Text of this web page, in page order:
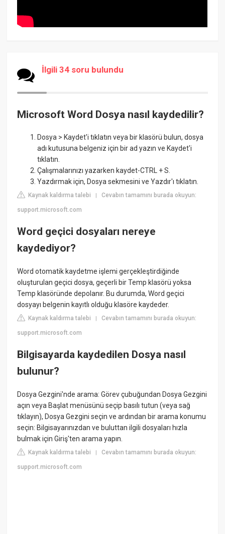
İlgili 34 soru bulundu
Microsoft Word Dosya nasıl kaydedilir?
Dosya > Kaydet'i tıklatın veya bir klasörü bulun, dosya
adı kutusuna belgeniz için bir ad yazın ve Kaydet'i
tıklatın.
Çalışmalarınızı yazarken kaydet-CTRL + S.
Yazdırmak için, Dosya sekmesini ve Yazdır'ı tıklatın.
Kaynak kaldırma talebi |Cevabın tamamını burada okuyun:
support.microsoft.com
Word geçici dosyaları nereye
kaydediyor?
Word otomatik kaydetme işlemi gerçekleştirdiğinde
oluşturulan geçici dosya, geçerli bir Temp klasörü yoksa
Temp klasöründe depolanır. Bu durumda, Word geçici
dosyayı belgenin kayıtlı olduğu klasöre kaydeder.
Kaynak kaldırma talebi |Cevabın tamamını burada okuyun:
support.microsoft.com
Bilgisayarda kaydedilen Dosya nasıl
bulunur?
Dosya Gezgini'nde arama: Görev çubuğundan Dosya Gezgini
açın veya Başlat menüsünü seçip basılı tutun (veya sağ
tıklayın), Dosya Gezgini seçin ve ardından bir arama konumu
seçin: Bilgisayarınızdan ve buluttan ilgili dosyaları hızla
bulmak için Giriş'ten arama yapın.
Kaynak kaldırma talebi |Cevabın tamamını burada okuyun:
support.microsoft.com